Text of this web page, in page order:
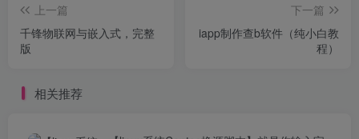
上一篇
千锋物联网与嵌入式，完整
版
下一篇
iapp制作查b软件（纯小白教
程）
相关推荐